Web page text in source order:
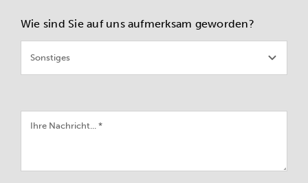
Wie sind Sie auf uns aufmerksam geworden?